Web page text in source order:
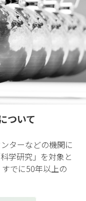
ついて
ターなどの機関に
学研究」を対象と
でに50年以上の